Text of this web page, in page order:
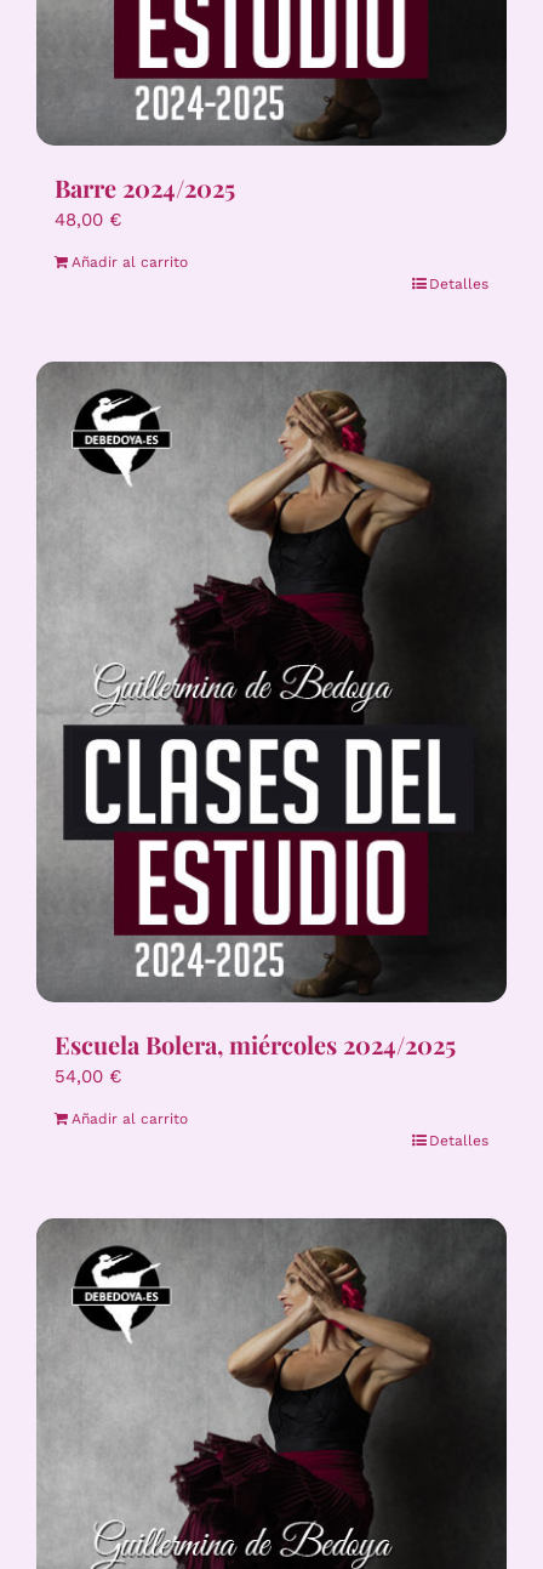
Barre 2024/2025
48,00 €
Añadir al carrito
Detalles
Escuela Bolera, miércoles 2024/2025
54,00 €
Añadir al carrito
Detalles